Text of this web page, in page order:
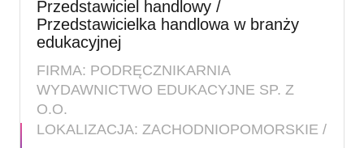
Przedstawiciel handlowy /
Przedstawicielka handlowa w branży
edukacyjnej
FIRMA: PODRĘCZNIKARNIA
WYDAWNICTWO EDUKACYJNE SP. Z
O.O.
LOKALIZACJA: ZACHODNIOPOMORSKIE /